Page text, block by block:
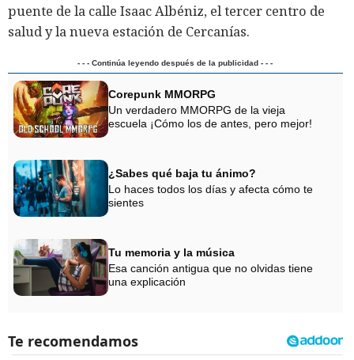
puente de la calle Isaac Albéniz, el tercer centro de
salud y la nueva estación de Cercanías.
- - - Continúa leyendo después de la publicidad - - -
Corepunk MMORPG
Un verdadero MMORPG de la vieja
escuela ¡Cómo los de antes, pero mejor!
¿Sabes qué baja tu ánimo?
Lo haces todos los días y afecta cómo te
sientes
Tu memoria y la música
Esa canción antigua que no olvidas tiene
una explicación